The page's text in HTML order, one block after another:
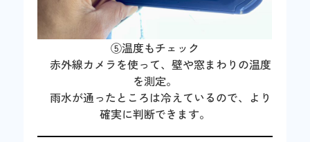
⑤温度もチェック
赤外線カメラを使って、壁や窓まわりの温度
を測定。
雨水が通ったところは冷えているので、より
確実に判断できます。